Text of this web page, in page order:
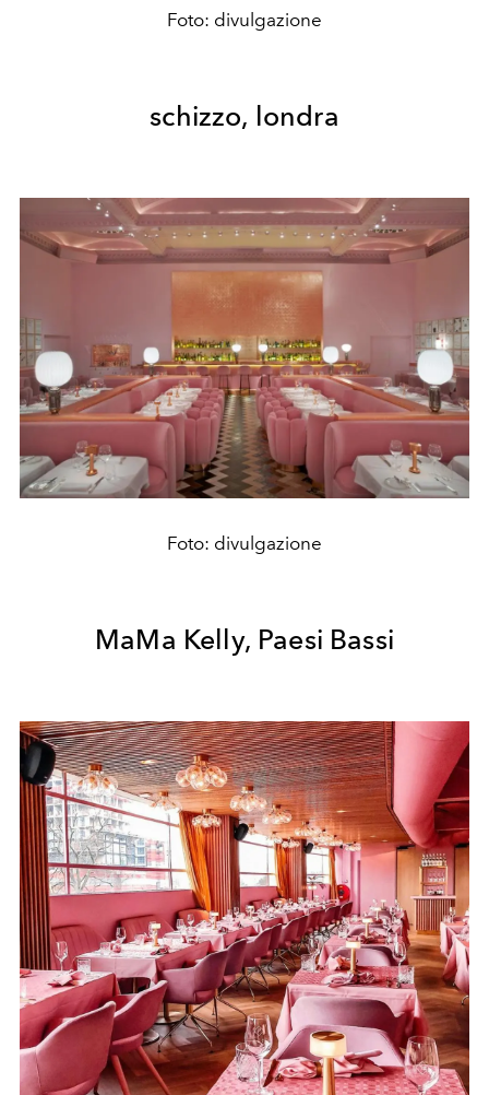
Foto: divulgazione
schizzo, londra
Foto: divulgazione
MaMa Kelly, Paesi Bassi